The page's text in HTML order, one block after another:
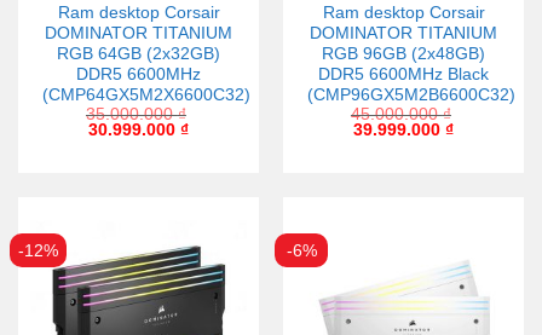
Ram desktop Corsair
DOMINATOR TITANIUM
RGB 64GB (2x32GB)
DDR5 6600MHz
(CMP64GX5M2X6600C32)
35.000.000₫
30.999.000 ₫
Ram desktop Corsair
DOMINATOR TITANIUM
RGB 96GB (2x48GB)
DDR5 6600MHz Black
(CMP96GX5M2B6600C32)
45.000.000₫
39.999.000 ₫
-12% -6%